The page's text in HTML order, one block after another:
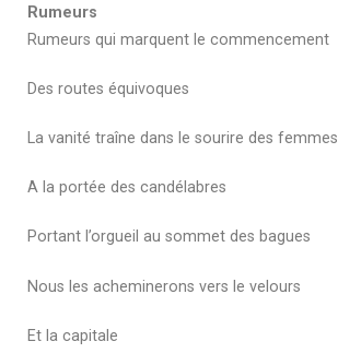
Rumeurs
Rumeurs qui marquent le commencement
Des routes équivoques
La vanité traîne dans le sourire des femmes
A la portée des candélabres
Portant l’orgueil au sommet des bagues
Nous les acheminerons vers le velours
Et la capitale